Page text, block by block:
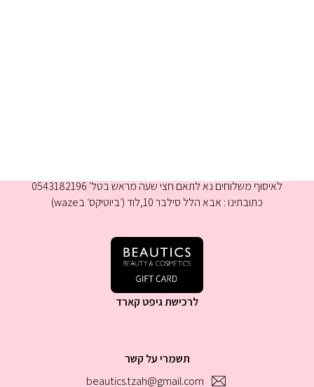
תשמרי על קשר
beautics.tzah@gmail.com
לאיסוף משלוחים נא לתאם חצי שעה מראש בטל' 0543182196
כתובתינו : אבא הלל סילבר 10,לוד (׳ביוטיקס׳ בwaze)
לרכישת גיפט קארד